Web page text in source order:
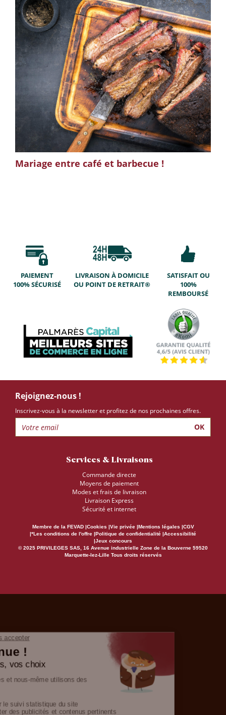
Mariage entre café et barbecue !
PAIEMENT
100% SÉCURISÉ
LIVRAISON À DOMICILE
OU POINT DE RETRAIT®
SATISFAIT OU
100%
REMBOURSÉ
Rejoignez-nous !
Inscrivez-vous à la newsletter et profitez de nos prochaines offres.
OK
Services & Livraisons
Commande directe
Moyens de paiement
Modes et frais de livraison
Livraison Express
Sécurité et internet
Membre de la FEVAD Cookies Vie privée Mentions légales
CGV
*Les conditions de l'offre Politique de confidentialité Accessibilité
Jeux concours
© 2025 PRIVILEGES SAS, 16 Avenue industrielle Zone de la Bouverne 59520
Marquette-lez-Lille Tous droits réservés